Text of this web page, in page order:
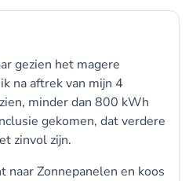
gezien het magere
na aftrek van mijn 4
minder dan 800 kWh
gekomen, dat verdere
zinvol zijn.
naar Zonnepanelen en koos